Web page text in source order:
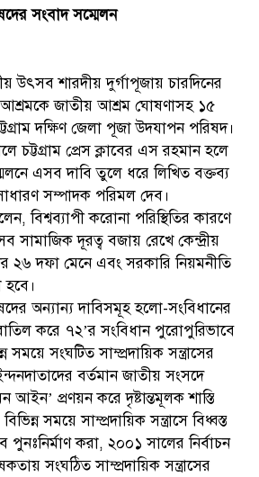
সংবাদ সম্মেলন
উৎসব শারদীয় দুর্গাপূজায় চারদিনের
জাতীয় আশ্রম ঘোষণাসহ ১৫
দক্ষিণ জেলা পূজা উদযাপন পরিষদ।
প্রেস ক্লাবের এস রহমান হলে
এসব দাবি তুলে ধরে লিখিত বক্তব্য
সম্পাদক পরিমল দেব।
বিশ্বব্যাপী করোনা পরিস্থিতির কারণে
সামাজিক দূরত্ব বজায় রেখে কেন্দ্রীয়
২৬ দফা মেনে এবং সরকারি নিয়মনীতি
অন্যান্য দাবিসমূহ হলো-সংবিধানের
করে ৭২’র সংবিধান পুরোপুরিভাবে
সময়ে সংঘটিত সাম্প্রদায়িক সন্ত্রাসের
বর্তমান জাতীয় সংসদে
আইন’ প্রণয়ন করে দৃষ্টান্তমূলক শাস্তি
সময়ে সাম্প্রদায়িক সন্ত্রাসে বিধ্বস্ত
পুনঃনির্মাণ করা, ২০০১ সালের নির্বাচন
সংঘঠিত সাম্প্রদায়িক সন্ত্রাসের